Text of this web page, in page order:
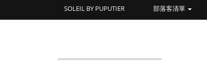
SOLEIL BY PUPUTIER 部落客清單